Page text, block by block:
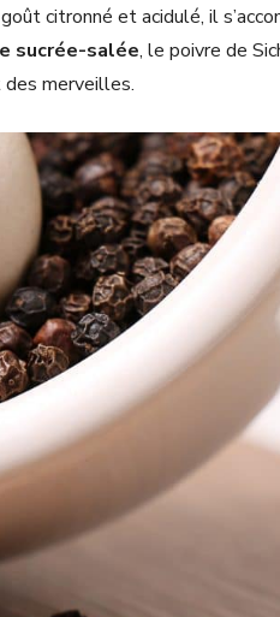
citronné et acidulé, il
sucrée-salée, le poivre de
merveilles.